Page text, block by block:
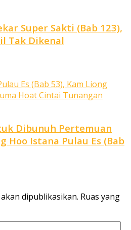
Super Sakti (Bab 123),
Tak Dikenal
Dibunuh Pertemuan
Hoo Istana Pulau Es (Bab
dipublikasikan. Ruas yang